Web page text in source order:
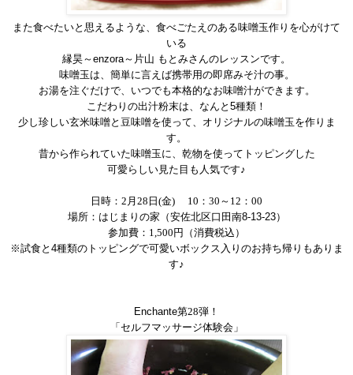
また食べたいと思えるような、食べごたえのある味噌玉作りを心がけて
いる
縁昊～enzora～片山 もとみさんのレッスンです。
味噌玉は、簡単に言えば携帯用の即席みそ汁の事。
お湯を注ぐだけで、いつでも本格的なお味噌汁ができます。
こだわりの出汁粉末は、なんと 5種類！
少し珍しい玄米味噌と豆味噌を使って、オリジナルの味噌玉を作りま
す。
昔から作られていた味噌玉に、乾物を使ってトッピングした
可愛らしい見た目も人気です♪
日時： 2 月28 日(金) 10 ： 30 ～ 12 ： 00
場所：はじまりの家（安佐北区口田南8-13-23）
参加費： 1,500円（消費税込）
※試食と 4種類のトッピングで可愛いボックス入りのお持ち帰りもありま
す♪
Enchante第28弾！
「セルフマッサージ体験会」